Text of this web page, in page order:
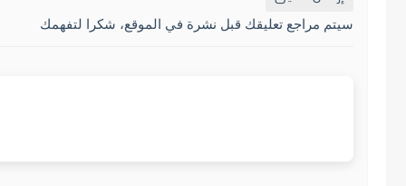
سيتم مراجع تعليقك قبل نشرة في الموقع، شكرا لتفهمك